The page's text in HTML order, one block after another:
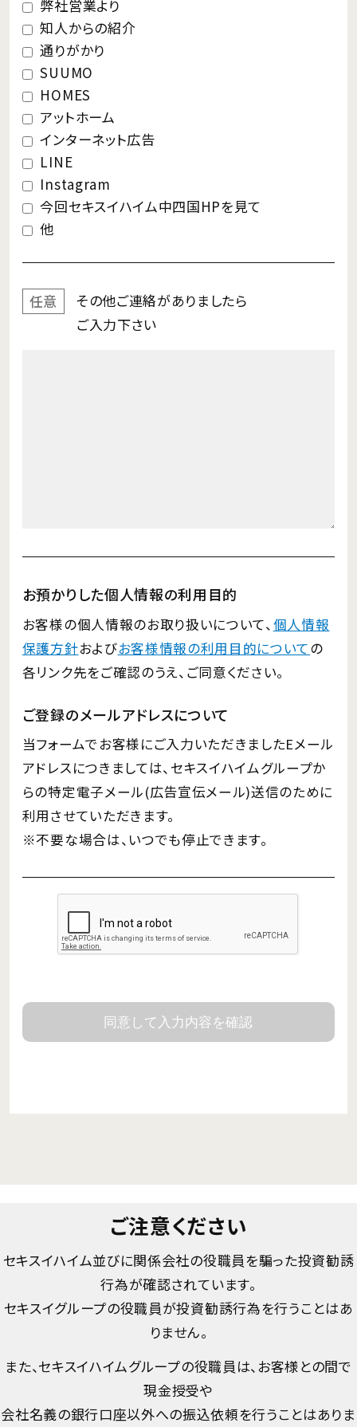
弊社営業より
知人からの紹介
通りがかり
SUUMO
HOMES
アットホーム
インターネット広告
LINE
Instagram
今回セキスイハイム中四国HPを見て
他
任意 その他ご連絡がありましたら
ご入力下さい
お預かりした個人情報の利用目的
お客様の個人情報のお取り扱いについて、 個人情報
保護方針およびお客様情報の利用目的についての
各リンク先をご確認のうえ、ご同意ください。
ご登録のメールアドレスについて
当フォームでお客様にご入力いただきましたEメール
アドレスにつきましては、セキスイハイムグループか
らの特定電子メール(広告宣伝メール)送信のために
利用させていただきます。
※不要な場合は、いつでも停止できます。
ご注意ください
セキスイハイム並びに関係会社の役職員を騙った投資勧誘
行為が確認されています。
セキスイグループの役職員が投資勧誘行為を行うことはあ
りません。
また、セキスイハイムグループの役職員は、お客様との間で
現金授受や
会社名義の銀行口座以外への振込依頼を行うことはありま